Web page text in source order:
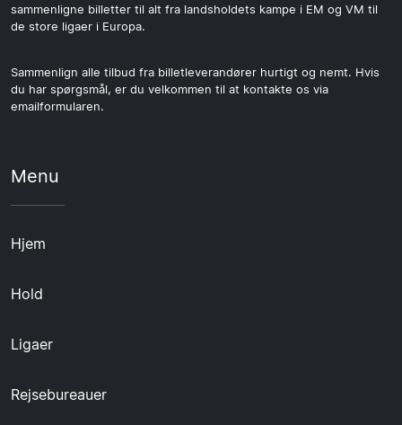
sammenligne billetter til alt fra landsholdets kampe i EM og VM til
de store ligaer i Europa.
Sammenlign alle tilbud fra billetleverandører hurtigt og nemt. Hvis
du har spørgsmål, er du velkommen til at kontakte os via
emailformularen.
Menu
Hjem
Hold
Ligaer
Rejsebureauer